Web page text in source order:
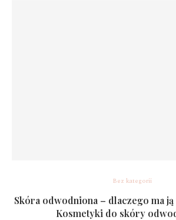
Bez kategorii
Skóra odwodniona – dlaczego ma
Kosmetyki do skóry